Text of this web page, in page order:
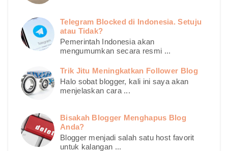
Telegram Blocked di Indonesia. Setuju
atau Tidak?
Pemerintah Indonesia akan
mengumumkan secara resmi ...
Trik Jitu Meningkatkan Follower Blog
Halo sobat blogger, kali ini saya akan
menjelaskan cara ...
Bisakah Blogger Menghapus Blog
Anda?
Blogger menjadi salah satu host favorit
untuk kalangan ...